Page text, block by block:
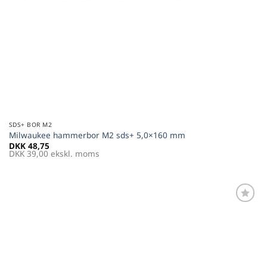
SDS+ BOR M2
Milwaukee hammerbor M2 sds+ 5,0×160 mm
DKK 48,75
DKK 39,00 ekskl. moms